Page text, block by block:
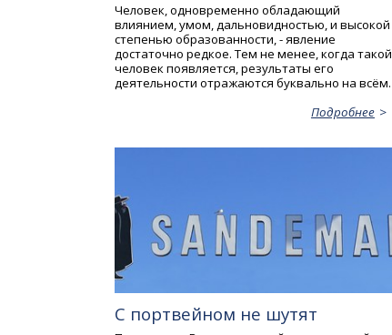
Человек, одновременно обладающий
влиянием, умом, дальновидностью, и высокой
степенью образованности, - явление
достаточно редкое. Тем не менее, когда такой
человек появляется, результаты его
деятельности отражаются буквально на всём.
Подробнее
С портвейном не шутят